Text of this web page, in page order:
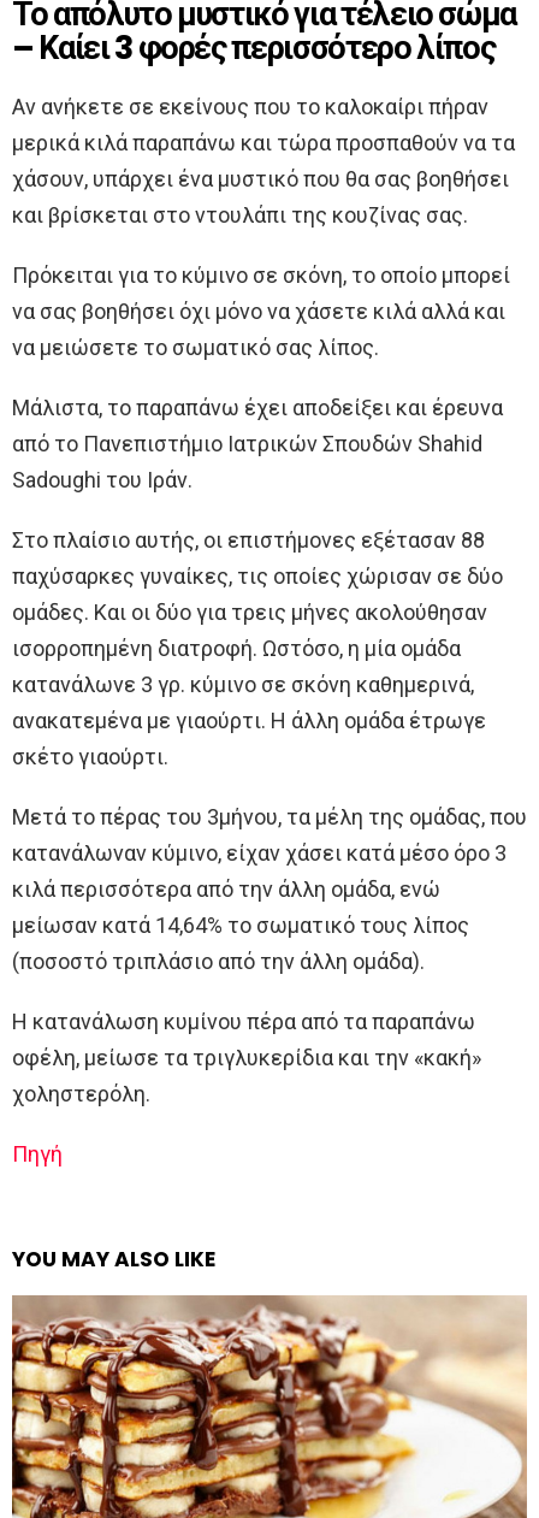
Το απόλυτο μυστικό για τέλειο σώμα
– Καίει 3 φορές περισσότερο λίπος
Αν ανήκετε σε εκείνους που το καλοκαίρι πήραν
μερικά κιλά παραπάνω και τώρα προσπαθούν να τα
χάσουν, υπάρχει ένα μυστικό που θα σας βοηθήσει
και βρίσκεται στο ντουλάπι της κουζίνας σας.
Πρόκειται για το κύμινο σε σκόνη, το οποίο μπορεί
να σας βοηθήσει όχι μόνο να χάσετε κιλά αλλά και
να μειώσετε το σωματικό σας λίπος.
Μάλιστα, το παραπάνω έχει αποδείξει και έρευνα
από το Πανεπιστήμιο Ιατρικών Σπουδών Shahid
Sadoughi του Ιράν.
Στο πλαίσιο αυτής, οι επιστήμονες εξέτασαν 88
παχύσαρκες γυναίκες, τις οποίες χώρισαν σε δύο
ομάδες. Και οι δύο για τρεις μήνες ακολούθησαν
ισορροπημένη διατροφή. Ωστόσο, η μία ομάδα
κατανάλωνε 3 γρ. κύμινο σε σκόνη καθημερινά,
ανακατεμένα με γιαούρτι. Η άλλη ομάδα έτρωγε
σκέτο γιαούρτι.
Μετά το πέρας του 3μήνου, τα μέλη της ομάδας, που
κατανάλωναν κύμινο, είχαν χάσει κατά μέσο όρο 3
κιλά περισσότερα από την άλλη ομάδα, ενώ
μείωσαν κατά 14,64% το σωματικό τους λίπος
(ποσοστό τριπλάσιο από την άλλη ομάδα).
Η κατανάλωση κυμίνου πέρα από τα παραπάνω
οφέλη, μείωσε τα τριγλυκερίδια και την «κακή»
χοληστερόλη.
Πηγή
YOU MAY ALSO LIKE